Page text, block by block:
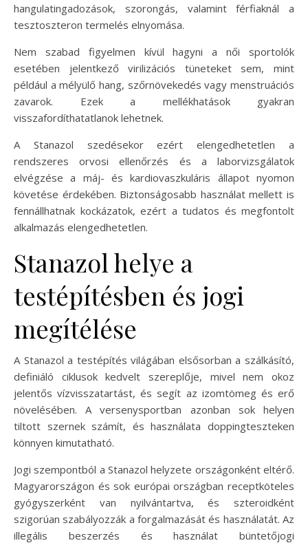
hangulatingadozások, szorongás, valamint férfiaknál a
tesztoszteron termelés elnyomása.
Nem szabad figyelmen kívül hagyni a női sportolók
esetében jelentkező virilizációs tüneteket sem, mint
például a mélyülő hang, szőrnövekedés vagy menstruációs
zavarok. Ezek a mellékhatások gyakran
visszafordíthatatlanok lehetnek.
A Stanazol szedésekor ezért elengedhetetlen a
rendszeres orvosi ellenőrzés és a laborvizsgálatok
elvégzése a máj- és kardiovaszkuláris állapot nyomon
követése érdekében. Biztonságosabb használat mellett is
fennállhatnak kockázatok, ezért a tudatos és megfontolt
alkalmazás elengedhetetlen.
Stanazol helye a
testépítésben és jogi
megítélése
A Stanazol a testépítés világában elsősorban a szálkásító,
definiáló ciklusok kedvelt szereplője, mivel nem okoz
jelentős vízvisszatartást, és segít az izomtömeg és erő
növelésében. A versenysportban azonban sok helyen
tiltott szernek számít, és használata doppingteszteken
könnyen kimutatható.
Jogi szempontból a Stanazol helyzete országonként eltérő.
Magyarországon és sok európai országban receptköteles
gyógyszerként van nyilvántartva, és szteroidként
szigorúan szabályozzák a forgalmazását és használatát. Az
illegális beszerzés és használat büntetőjogi